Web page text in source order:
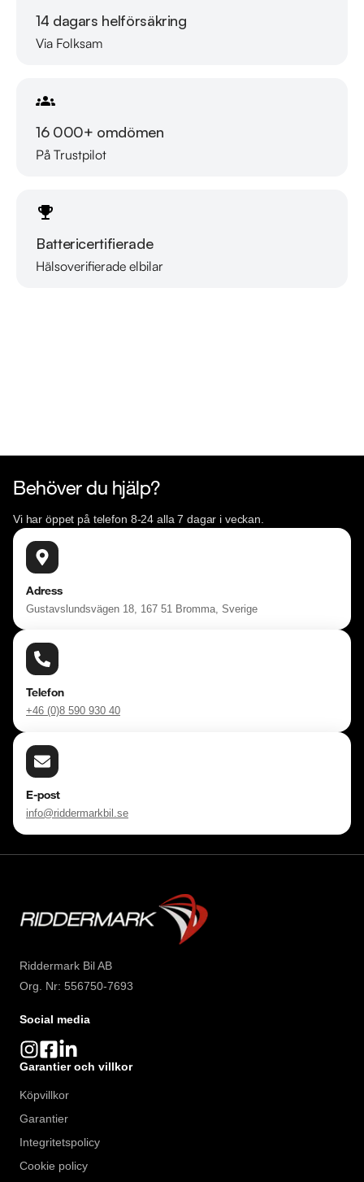
14 dagars helförsäkring
Via Folksam
16 000+ omdömen
På Trustpilot
Battericertifierade
Hälsoverifierade elbilar
Läs mer om oss
Behöver du hjälp?
Vi har öppet på telefon 8-24 alla 7 dagar i veckan.
Adress
Gustavslundsvägen 18, 167 51 Bromma, Sverige
Telefon
+46 (0)8 590 930 40
E-post
info@riddermarkbil.se
Riddermark Bil AB
Org. Nr: 556750-7693
Social media
Garantier och villkor
Köpvillkor
Garantier
Integritetspolicy
Cookie policy